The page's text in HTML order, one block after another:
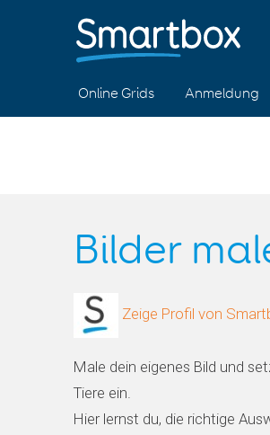
Online Grids Anmeldung
Bilder
Zeige Profil von
Male dein eigenes Bild und
Tiere ein.
Hier lernst du, die richtige